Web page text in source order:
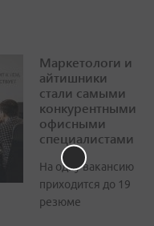
Маркетологи и
айтишники
стали самыми
конкурентными
офисными
специалистами
На одну вакансию
приходится до 19
резюме